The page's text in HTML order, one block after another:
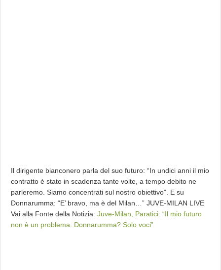
Il dirigente bianconero parla del suo futuro: “In undici anni il mio
contratto è stato in scadenza tante volte, a tempo debito ne
parleremo. Siamo concentrati sul nostro obiettivo”. E su
Donnarumma: “E’ bravo, ma è del Milan…” JUVE-MILAN LIVE
Vai alla Fonte della Notizia:Juve-Milan, Paratici: “Il mio futuro
non è un problema. Donnarumma? Solo voci”